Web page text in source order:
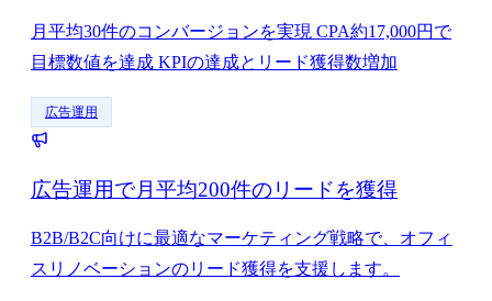
月平均30件のコンバージョンを実現 CPA約17,000円で
目標数値を達成 KPIの達成とリード獲得数増加
広告運用
広告運用で月平均200件のリードを獲得
B2B/B2C向けに最適なマーケティング戦略で、オフィ
スリノベーションのリード獲得を支援します。